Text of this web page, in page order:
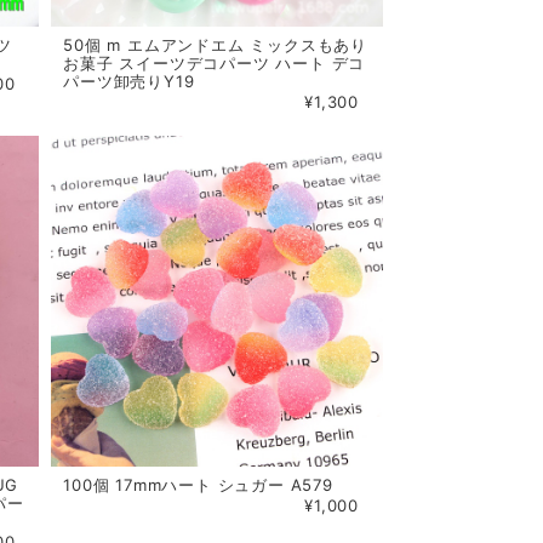
50個 m エムアンドエム ミックスもあり
お菓子 スイーツデコパーツ ハート デコ
パーツ卸売りY19
¥1,300
ー
100個 17mmハート シュガー A579
¥1,000